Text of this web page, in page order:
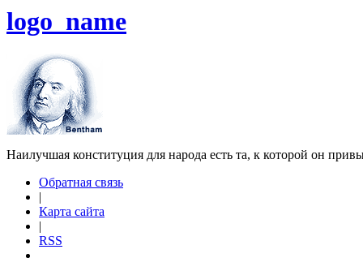
logo_name
Наилучшая конституция для народа есть та, к которой он
Обратная связь
|
Карта сайта
|
RSS